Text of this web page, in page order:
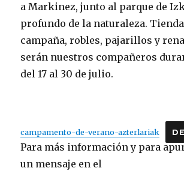
a Markinez, junto al parque de
profundo de la naturaleza.
campaña, robles, pajarillos y
serán nuestros compañeros
del 17 al 30 de julio.
campamento-de-verano-azterlariak
Para más información y para
un mensaje en el